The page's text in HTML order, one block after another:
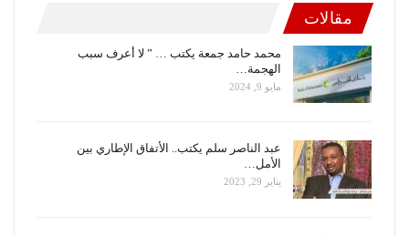
مقالات
محمد حامد جمعة يكتب … ” لا أعرف سبب
الهجمة…
مايو 9, 2024
عبد الناصر سلم يكتب.. الأتفاق الإطاري بين
الأمل…
يناير 29, 2023